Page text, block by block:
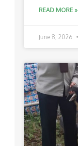
READ MORE »
June 8, 2026